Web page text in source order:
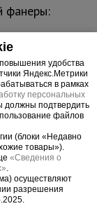
фанеры:
мостов и
мостики
удобства
Яндекс.Метрики
в рамках
персональных
должны подтвердить
файлов
(блоки «Недавно
товары»).
«Сведения о
.
осуществляют
разрешения